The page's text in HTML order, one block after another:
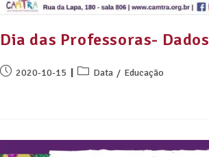
Dia das Professoras- Dados
2020-10-15 Data / Educação